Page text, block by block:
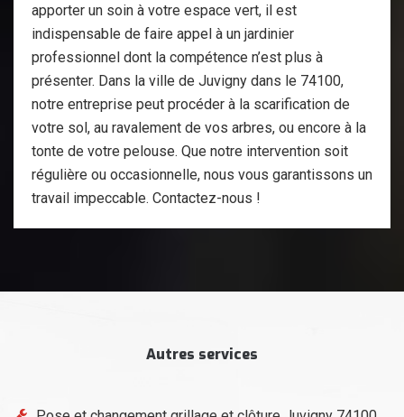
apporter un soin à votre espace vert, il est
indispensable de faire appel à un jardinier
professionnel dont la compétence n’est plus à
présenter. Dans la ville de Juvigny dans le 74100,
notre entreprise peut procéder à la scarification de
votre sol, au ravalement de vos arbres, ou encore à la
tonte de votre pelouse. Que notre intervention soit
régulière ou occasionnelle, nous vous garantissons un
travail impeccable. Contactez-nous !
Autres services